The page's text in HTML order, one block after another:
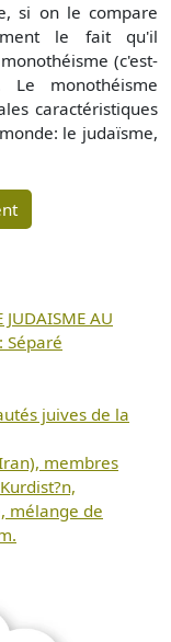
si on le compare
le fait qu'il
(c'est-
monothéisme
caractéristiques
le judaïsme,
JUDAISME AU
Séparé
juives de la
membres
mélange de